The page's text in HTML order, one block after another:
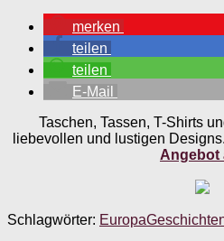
merken
teilen
teilen
E-Mail
Taschen, Tassen, T-Shirts
liebevollen und lustigen Designs.
Angebot
Schlagwörter: Europa